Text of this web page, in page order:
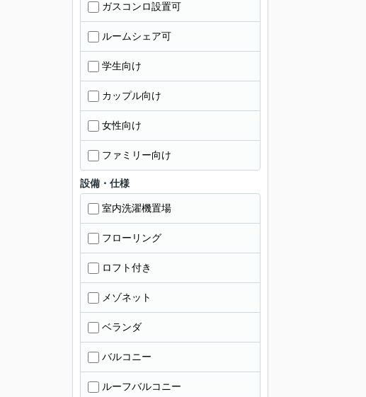
ガスコンロ設置可
ルームシェア可
学生向け
カップル向け
女性向け
ファミリー向け
設備・仕様
室内洗濯機置場
フローリング
ロフト付き
メゾネット
ベランダ
バルコニー
ルーフバルコニー